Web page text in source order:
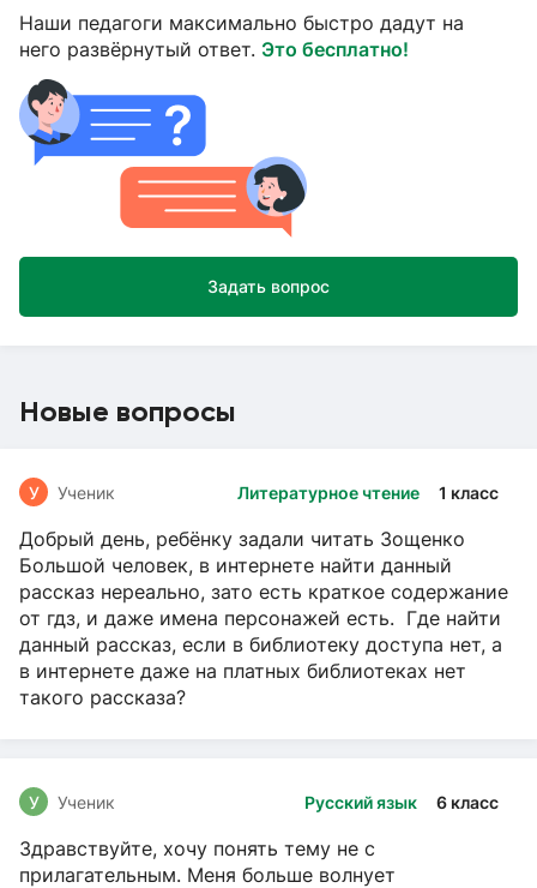
Наши педагоги максимально быстро дадут на
него развёрнутый ответ. Это бесплатно!
Задать вопрос
Новые вопросы
Литературное чтение 1 класс
У Ученик
Добрый день, ребёнку задали читать Зощенко
Большой человек, в интернете найти данный
рассказ нереально, зато есть краткое содержание
от гдз, и даже имена персонажей есть. Где найти
данный рассказ, если в библиотеку доступа нет, а
в интернете даже на платных библиотеках нет
такого рассказа?
Русский язык 6 класс
У Ученик
Здравствуйте, хочу понять тему не с
прилагательным. Меня больше волнует